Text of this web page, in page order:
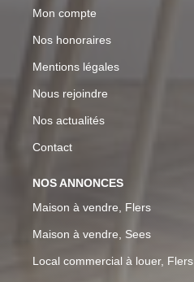
Mon compte
Nos honoraires
Mentions légales
Nous rejoindre
Nos actualités
Contact
NOS ANNONCES
Maison à vendre, Flers
Maison à vendre, Sees
Local commercial à louer, Flers